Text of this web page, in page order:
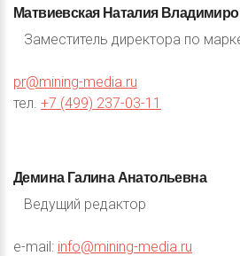
МатвиевскаяНаталия
Заместитель директора по
pr@mining-media.ru
тел. +7 (499) 237-03-11
ДеминаГалинаАнатольевна
Ведущий редактор
e-mail: info@mining-media.ru